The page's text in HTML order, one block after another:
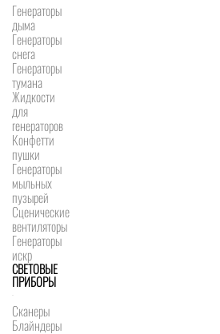
Генераторы
дыма
Генераторы
снега
Генераторы
тумана
Жидкости
для
генераторов
Конфетти
пушки
Генераторы
мыльных
пузырей
Сценические
вентиляторы
Генераторы
искр
СВЕТОВЫЕ
ПРИБОРЫ
Сканеры
Блайндеры